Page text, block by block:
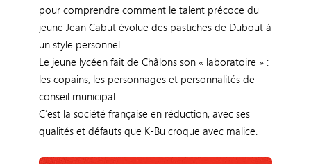
pour comprendre comment le talent précoce du
jeune Jean Cabut évolue des pastiches de Dubout à
un style personnel.
Le jeune lycéen fait de Châlons son « laboratoire » :
les copains, les personnages et personnalités de
conseil municipal.
C’est la société française en réduction, avec ses
qualités et défauts que K-Bu croque avec malice.